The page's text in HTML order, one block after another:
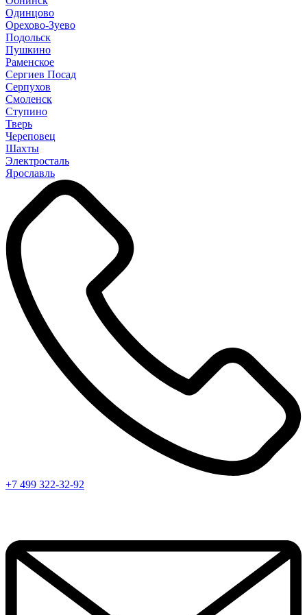
Одинцово
Орехово-Зуево
Подольск
Пушкино
Раменское
Сергиев Посад
Серпухов
Смоленск
Ступино
Тверь
Череповец
Шахты
Электросталь
Ярославль
+7 499 322-32-92